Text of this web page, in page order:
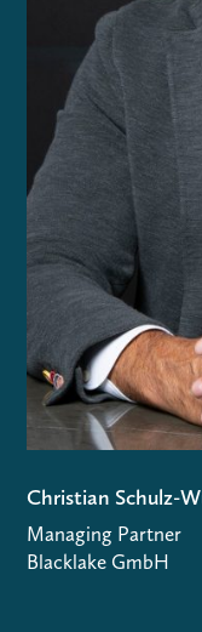
Christian Schulz-
Managing Partner
Blacklake GmbH